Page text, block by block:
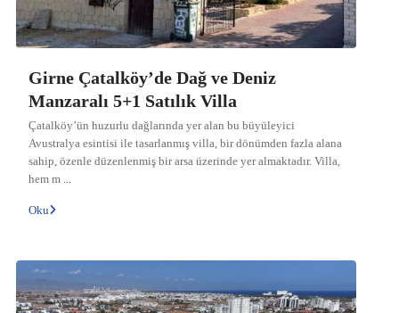
Girne Çatalköy’de Dağ ve Deniz
Manzaralı 5+1 Satılık Villa
Çatalköy’ün huzurlu dağlarında yer alan bu büyüleyici
Avustralya esintisi ile tasarlanmış villa, bir dönümden fazla alana
sahip, özenle düzenlenmiş bir arsa üzerinde yer almaktadır. Villa,
hem m
Oku